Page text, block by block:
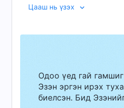
амьдарч, Сатаны хуучин
ажлыг төлөвлөж,
бол Эхлэл ба Төгсгөл;
Бурхан Өөрөө хийдэг.
Түүний ажлыг Түүний
зүйлийг гартаа атгаж
Цааш нь үзэх
Одоо үед гай
Эзэн эргэн ирэх
биелсэн. Бид